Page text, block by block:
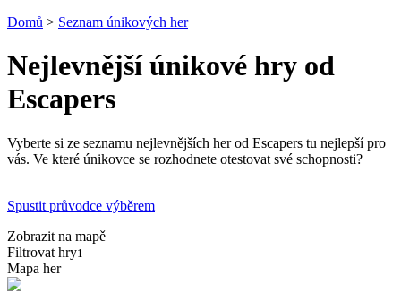
Domů > Seznam únikových her
Nejlevnější únikové hry od
Escapers
Vyberte si ze seznamu nejlevnějších her od Escapers tu nejlepší pro
vás. Ve které únikovce se rozhodnete otestovat své schopnosti?
Spustit průvodce výběrem
Zobrazit na mapě
Filtrovat hry1
Mapa her